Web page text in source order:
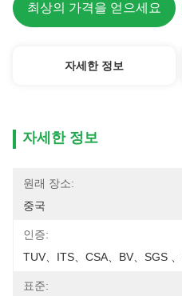
최상의 가격을 얻으세요
자세한 정보
자세한 정보
원래 장소:
중국
인증:
TUV、ITS、CSA、BV、SGS
표준: